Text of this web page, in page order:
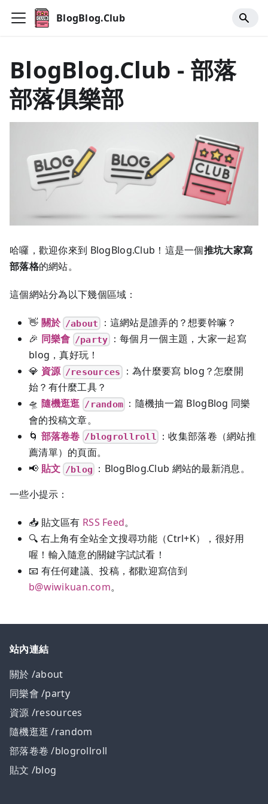
BlogBlog.Club
BlogBlog.Club - 部落
部落俱樂部
哈囉，歡迎你來到 BlogBlog.Club！這是一個推坑大家寫
部落格的網站。
這個網站分為以下幾個區域：
👋 關於 /about ：這網站是誰弄的？想要幹嘛？
🎉 同樂會 /party ：每個月一個主題，大家一起寫
blog，真好玩！
💎 資源 /resources ：為什麼要寫 blog？怎麼開
始？有什麼工具？
🛸 隨機逛逛 /random ：隨機抽一篇 BlogBlog 同樂
會的投稿文章。
🌀 部落卷卷 /blogrollroll
：收集部落卷（網站推
薦清單）的頁面。
📢 貼文 /blog
：BlogBlog.Club 網站的最新消息。
一些小提示：
📥️ 貼文區有 RSS Feed。
🔍️ 右上角有全站全文搜尋功能（Ctrl+K），很好用
喔！輸入隨意的關鍵字試試看！
📧 有任何建議、投稿，都歡迎寫信到
b@wiwikuan.com。
站內連結
關於 /about
同樂會 /party
資源 /resources
隨機逛逛 /random
部落卷卷 /blogrollroll
貼文 /blog